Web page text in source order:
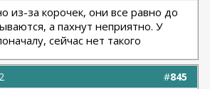
из-за корочек, они все равно до
а пахнут неприятно. У
сейчас нет такого
#845